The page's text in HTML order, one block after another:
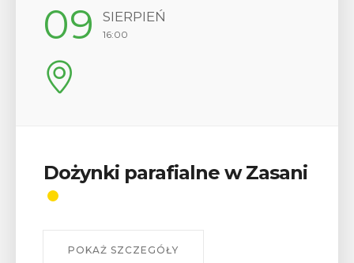
09 SIERPIEŃ
16:00
Dożynki parafialne w Zasani
POKAŻ SZCZEGÓŁY